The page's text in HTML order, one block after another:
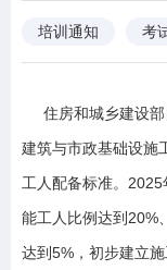
培训通知 考
住房和城乡建设
建筑与市政基础设施
工人配备标准。
能工人比例达到20%
达到5%，初步建立